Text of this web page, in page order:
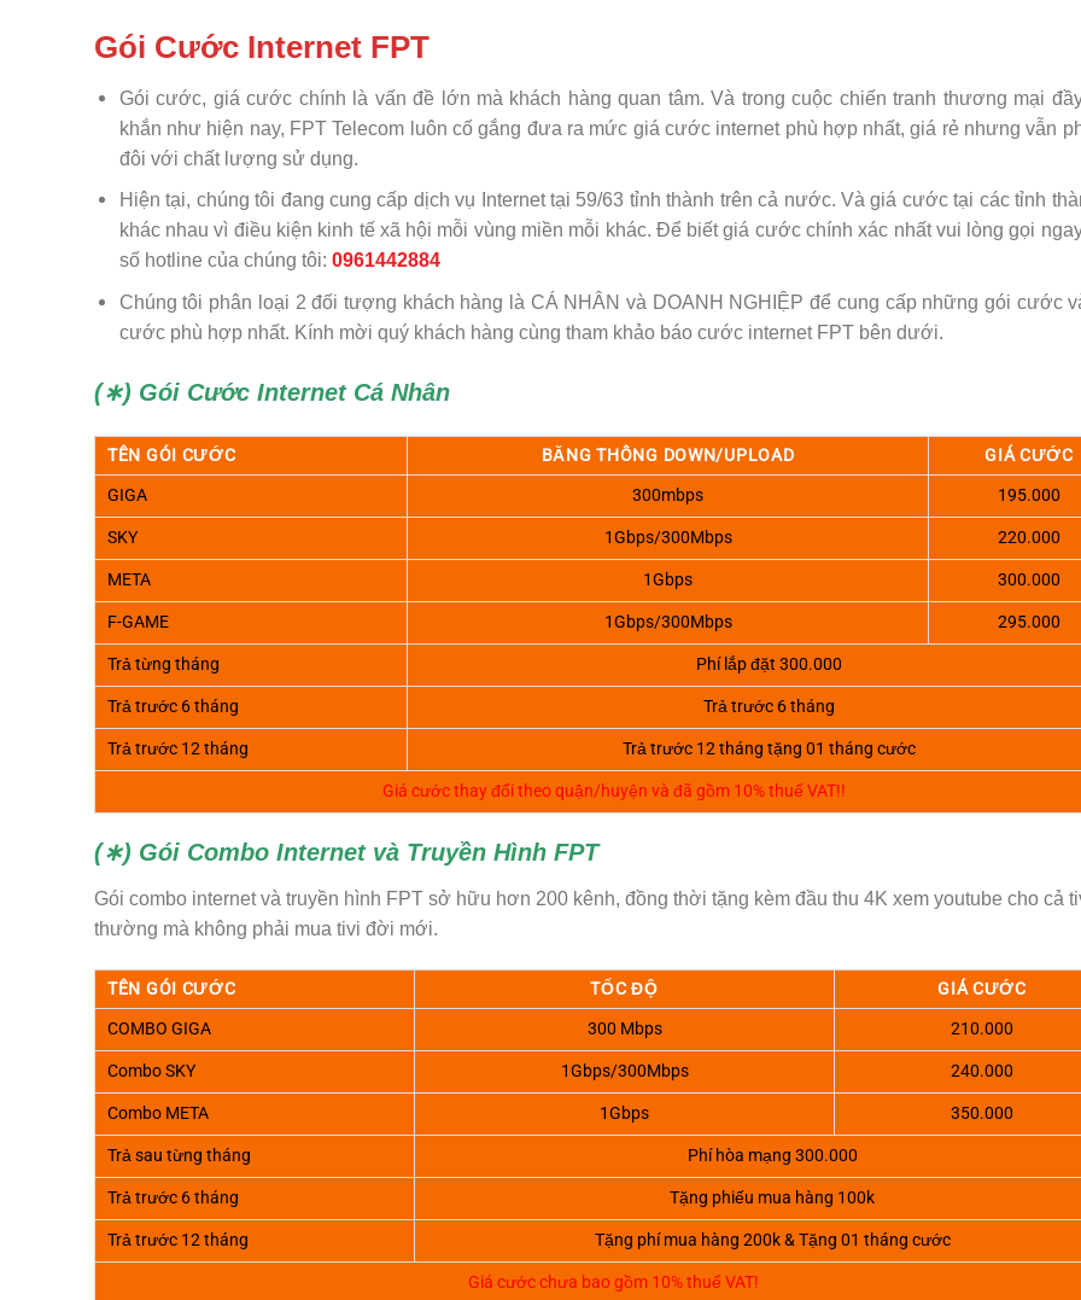
Gói Cước Internet FPT
Gói cước, giá cước chính là vấn đề lớn mà khách hàng quan tâm. Và trong cuộc chiến tranh thương mại
khắn như hiện nay, FPT Telecom luôn cố gắng đưa ra mức giá cước internet phù hợp nhất, giá rẻ nhưng vẫn
đôi với chất lượng sử dụng.
Hiện tại, chúng tôi đang cung cấp dịch vụ Internet tại 59/63 tỉnh thành trên cả nước. Và giá cước tại các tỉnh
khác nhau vì điều kiện kinh tế xã hội mỗi vùng miền mỗi khác. Để biết giá cước chính xác nhất vui lòng gọi
số hotline của chúng tôi: 0961442884
Chúng tôi phân loại 2 đối tượng khách hàng là CÁ NHÂN và DOANH NGHIỆP để cung cấp những gói cước
cước phù hợp nhất. Kính mời quý khách hàng cùng tham khảo báo cước internet FPT bên dưới.
(∗) Gói Cước Internet Cá Nhân
TÊN GÓI CƯỚC BĂNG THÔNG DOWN/UPLOAD
GIÁ CƯỚC
GIGA
300mbps 195.000
SKY 1Gbps/300Mbps 220.000
META 1Gbps 300.000
F-GAME 1Gbps/300Mbps 295.000
Trả từng tháng Phí lắp đặt 300.000
Trả trước 6 tháng Trả trước 6 tháng
Trả trước 12 tháng Trả trước 12 tháng tặng 01 tháng cước
Giá cước thay đổi theo quận/huyện và đã gồm 10% thuế VAT!!
(∗) Gói Combo Internet và Truyền Hình FPT
Gói combo internet và truyền hình FPT sở hữu hơn 200 kênh, đồng thời tặng kèm đầu thu 4K xem youtube cho cả
thường mà không phải mua tivi đời mới.
TÊN GÓI CƯỚC TỐC ĐỘ
GIÁ CƯỚC
COMBO GIGA
300 Mbps 210.000
Combo SKY 1Gbps/300Mbps 240.000
Combo META 1Gbps 350.000
Trả sau từng tháng Phí hòa mạng 300.000
Trả trước 6 tháng Tặng phiếu mua hàng 100k
Trả trước 12 tháng Tặng phí mua hàng 200k & Tặng 01 tháng cước
Giá cước chưa bao gồm 10% thuế VAT!